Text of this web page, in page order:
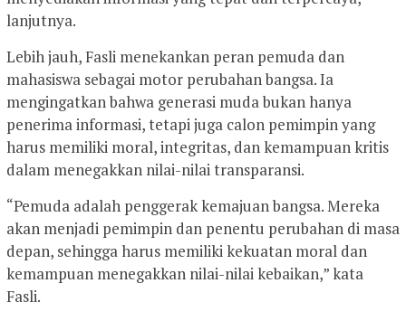
lanjutnya.
Lebih jauh, Fasli menekankan peran pemuda dan
mahasiswa sebagai motor perubahan bangsa. Ia
mengingatkan bahwa generasi muda bukan hanya
penerima informasi, tetapi juga calon pemimpin yang
harus memiliki moral, integritas, dan kemampuan kritis
dalam menegakkan nilai-nilai transparansi.
“Pemuda adalah penggerak kemajuan bangsa. Mereka
akan menjadi pemimpin dan penentu perubahan di masa
depan, sehingga harus memiliki kekuatan moral dan
kemampuan menegakkan nilai-nilai kebaikan,” kata
Fasli.